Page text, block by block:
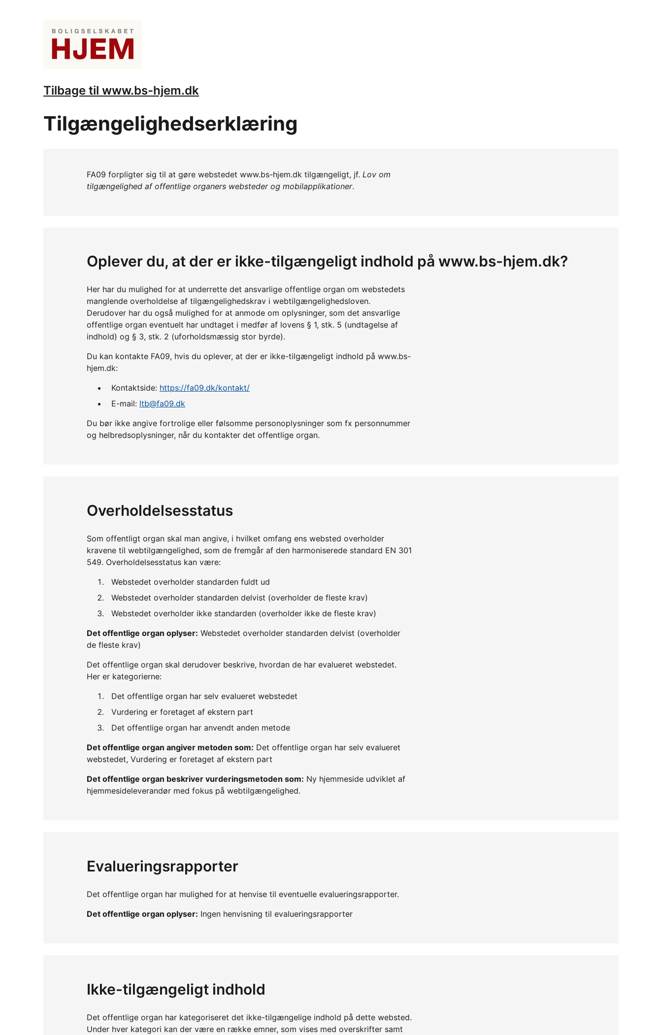
Tilbage til www.bs-hjem.dk
Tilgængelighedserklæring
FA09 forpligter sig til at gøre webstedet www.bs-hjem.dk tilgængeligt, jf. Lov om
tilgængelighed af offentlige organers websteder og mobilapplikationer.
Oplever du, at der er ikke-tilgængeligt indhold på www.bs-hjem.dk?
Her har du mulighed for at underrette det ansvarlige offentlige organ om webstedets
manglende overholdelse af tilgængelighedskrav i webtilgængelighedsloven.
Derudover har du også mulighed for at anmode om oplysninger, som det ansvarlige
offentlige organ eventuelt har undtaget i medfør af lovens § 1, stk. 5 (undtagelse af
indhold) og § 3, stk. 2 (uforholdsmæssig stor byrde).
Du kan kontakte FA09, hvis du oplever, at der er ikke-tilgængeligt indhold på www.bs-
hjem.dk:
Kontaktside: https://fa09.dk/kontakt/
E-mail: ltb@fa09.dk
Du bør ikke angive fortrolige eller følsomme personoplysninger som fx personnummer
og helbredsoplysninger, når du kontakter det offentlige organ.
Overholdelsesstatus
Som offentligt organ skal man angive, i hvilket omfang ens websted overholder
kravene til webtilgængelighed, som de fremgår af den harmoniserede standard EN 301
549. Overholdelsesstatus kan være:
Webstedet overholder standarden fuldt ud
Webstedet overholder standarden delvist (overholder de fleste krav)
Webstedet overholder ikke standarden (overholder ikke de fleste krav)
Det offentlige organ oplyser: Webstedet overholder standarden delvist (overholder
de fleste krav)
Det offentlige organ skal derudover beskrive, hvordan de har evalueret webstedet.
Her er kategorierne:
Det offentlige organ har selv evalueret webstedet
Vurdering er foretaget af ekstern part
Det offentlige organ har anvendt anden metode
Det offentlige organ angiver metoden som: Det offentlige organ har selv evalueret
webstedet, Vurdering er foretaget af ekstern part
Det offentlige organ beskriver vurderingsmetoden som: Ny hjemmeside udviklet af
hjemmesideleverandør med fokus på webtilgængelighed.
Evalueringsrapporter
Det offentlige organ har mulighed for at henvise til eventuelle evalueringsrapporter.
Det offentlige organ oplyser: Ingen henvisning til evalueringsrapporter
Ikke-tilgængeligt indhold
Det offentlige organ har kategoriseret det ikke-tilgængelige indhold på dette websted.
Under hver kategori kan der være en række emner, som vises med overskrifter samt